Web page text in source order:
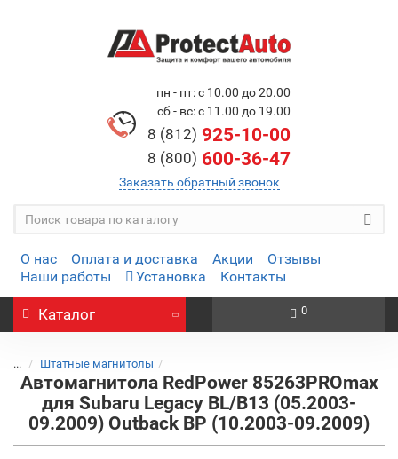
пн - пт: с 10.00 до 20.00
сб - вс: с 11.00 до 19.00
8 (812) 925-10-00
8 (800) 600-36-47
Заказать обратный звонок
О нас Оплата и доставка Акции
Отзывы
Наши работы
Установка Контакты
Каталог 0
... Штатные магнитолы
Автомагнитола RedPower 85263PROmax
для Subaru Legacy BL/B13 (05.2003-
09.2009) Outback BP (10.2003-09.2009)